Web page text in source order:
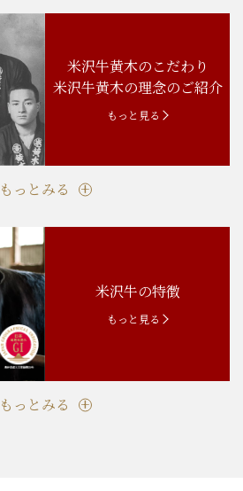
米沢牛黄木のこだわり
米沢牛黄木の理念のご紹介
米沢牛の特徴